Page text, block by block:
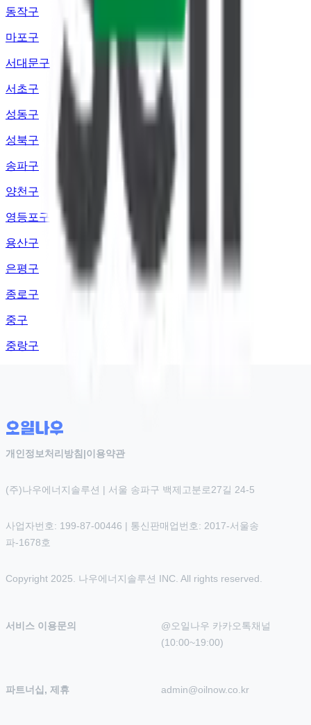
동작구
마포구
서대문구
서초구
성동구
성북구
송파구
양천구
영등포구
용산구
은평구
종로구
중구
중랑구
개인정보처리방침 |이용약관
(주)나우에너지솔루션 | 서울 송파구 백제고분로27길 24-5
사업자번호: 199-87-00446 | 통신판매업번호: 2017-서울송
파-1678호
Copyright 2025. 나우에너지솔루션 INC. All rights reserved.
서비스 이용문의
@오일나우 카카오톡채널
(10:00~19:00)
파트너십, 제휴 admin@oilnow.co.kr